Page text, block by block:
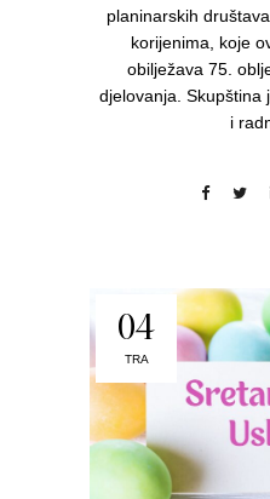
planinarskih
korijenima, koje
obilježava 75.
djelovanja. Skupština
i
04
TRA